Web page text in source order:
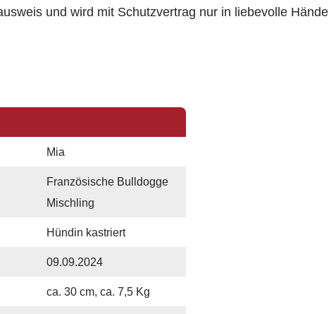
und wird mit Schutzvertrag nur in liebevolle Hände
Mia
Französische Bulldogge
Mischling
Hündin kastriert
09.09.2024
ca. 30 cm, ca. 7,5 Kg